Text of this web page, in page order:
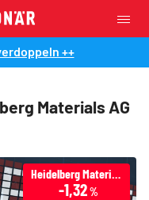
++
Materials AG
Heidelberg Materials
-1,32 %